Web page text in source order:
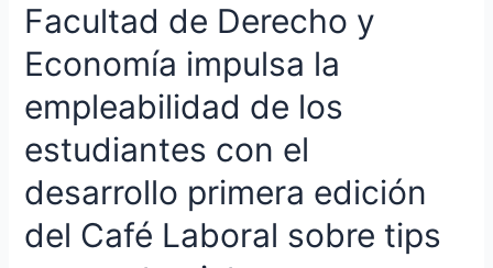
Facultad de Derecho y
Economía impulsa la
empleabilidad de los
estudiantes con el
desarrollo primera edición
del Café Laboral sobre tips
el
desarrollo
primera
edición
del
Café
Laboral
sobre
tips
para